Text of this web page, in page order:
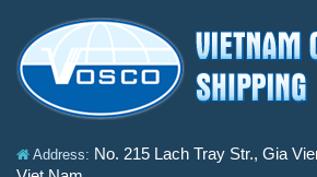
Address: No. 215 Lach Tray Str., Gia